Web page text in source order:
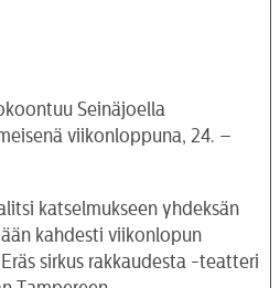
Seinäjoella
viikonloppuna, 24. –
katselmukseen yhdeksän
kahdesti viikonlopun
sirkus rakkaudesta -teatteri